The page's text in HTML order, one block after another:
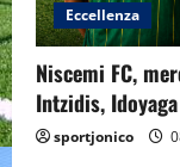
Eccellenza
Niscemi FC,
Intzidis,
sportjonico